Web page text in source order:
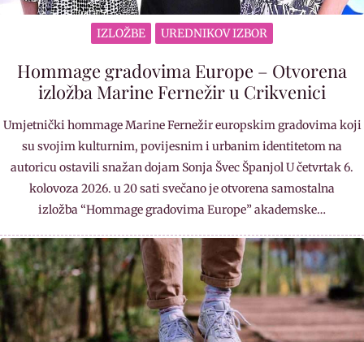
IZLOŽBE UREDNIKOV IZBOR
Hommage gradovima Europe – Otvorena
izložba Marine Fernežir u Crikvenici
Umjetnički hommage Marine Fernežir europskim gradovima koji
su svojim kulturnim, povijesnim i urbanim identitetom na
autoricu ostavili snažan dojam Sonja Švec Španjol U četvrtak 6.
kolovoza 2026. u 20 sati svečano je otvorena samostalna
izložba “Hommage gradovima Europe” akademske…